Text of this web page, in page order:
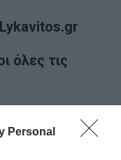
Personal
όλες τις